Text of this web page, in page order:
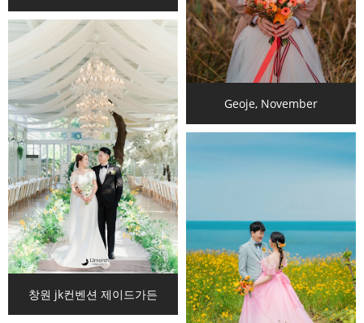
Geoje, November
창원 jk컨벤션 제이드가든